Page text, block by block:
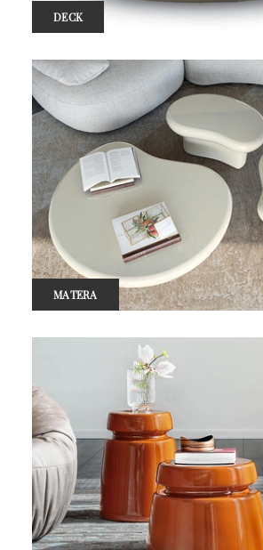
DECK
MATERA